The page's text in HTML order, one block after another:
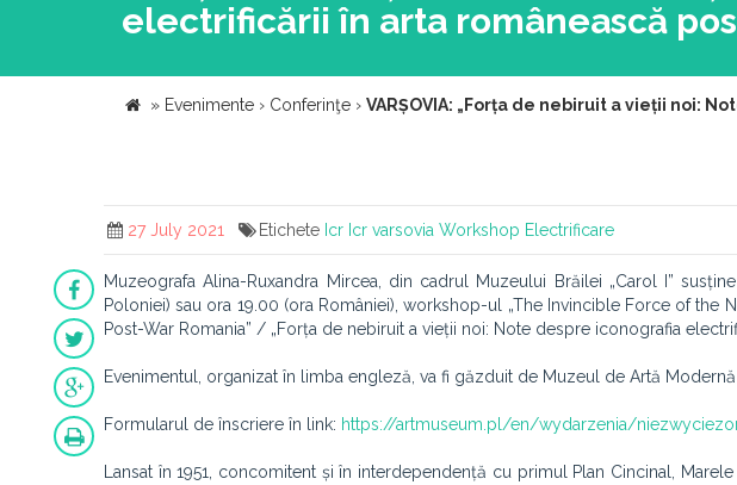
electrificării în arta românească
» Evenimente › Conferinţe › VARȘOVIA: „Forța de nebiruit a vieții noi:
27 July 2021 Etichete Icr Icr varsovia Workshop Electrificare
Muzeografa Alina-Ruxandra Mircea, din cadrul Muzeului Brăilei „Carol I”
Poloniei) sau ora 19.00 (ora României), workshop-ul „The Invincible Force of
Post-War Romania” / „Forța de nebiruit a vieții noi: Note despre iconografia
Evenimentul, organizat în limba engleză, va fi găzduit de Muzeul de Artă
Formularul de înscriere în link: https://artmuseum.pl/en/wydarzenia/
Lansat în 1951, concomitent și în interdependență cu primul Plan Cincinal,